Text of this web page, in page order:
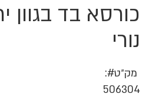
כורסא בד בגוון
נורי
מק״ט
506304
לדלג
להתחלה
גלריית